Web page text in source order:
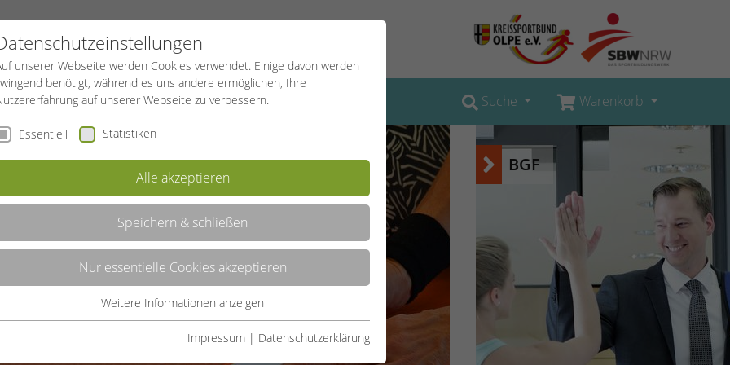
PROJEKTE SPORTREISEN
Suche Warenkorb
BGF
unserer Webseite werden Cookies verwendet. Einige davon werden
benötigt, während es uns andere ermöglichen, Ihre
auf unserer Webseite zu verbessern.
Essentiell Statistiken
Alle akzeptieren
Speichern & schließen
Nur essentielle Cookies akzeptieren
Essentielle Cookies werden für grundlegende Funktionen der
Weitere Informationen anzeigen
Impressum | Datenschutzerklärung